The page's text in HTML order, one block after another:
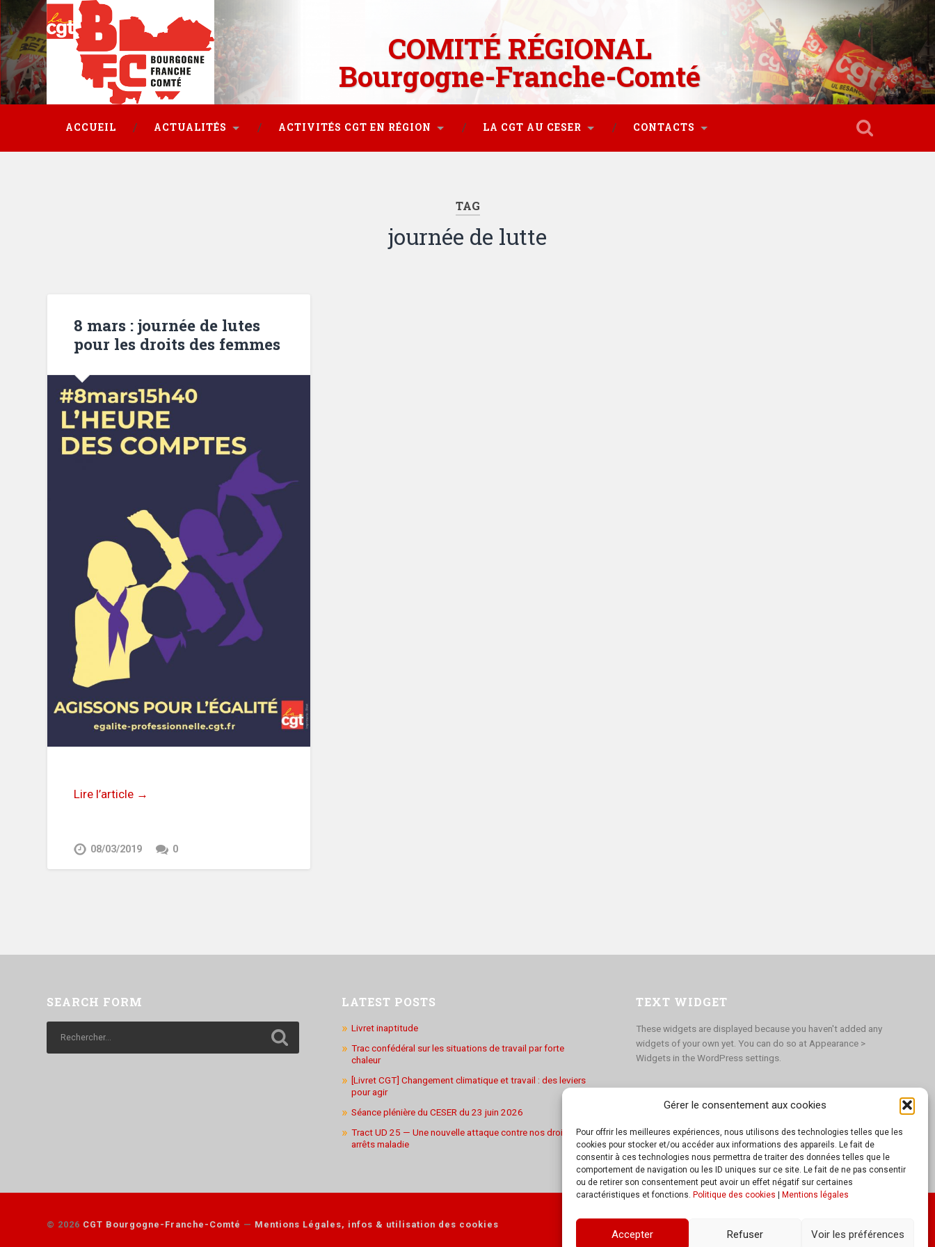
Gérer le consentement aux cookies
Pour offrir les meilleures expériences, nous utilisons des technologies telles que les
cookies pour stocker et/ou accéder aux informations des appareils. Le fait de
consentir à ces technologies nous permettra de traiter des données telles que le
comportement de navigation ou les ID uniques sur ce site. Le fait de ne pas consentir
ou de retirer son consentement peut avoir un effet négatif sur certaines
caractéristiques et fonctions. Politique des cookies Mentions légales
Accepter Refuser Voir les préférences
COMITÉ RÉGIONAL
Bourgogne-Franche-Comté
ACCUEIL ACTUALITÉS ACTIVITÉS CGT EN RÉGION LA CGT AU CESER CONTACTS
TAG
journée de lutte
8 mars : journée de lutes
pour les droits des femmes
Lire l’article →
08/03/2019 0
SEARCH FORM LATEST POSTS
Livret inaptitude
Trac confédéral sur les situations de travail par forte
chaleur
[Livret CGT] Changement climatique et travail : des leviers
pour agir
Séance plénière du CESER du 23 juin 2026
Tract UD 25 — Une nouvelle attaque contre nos droits : les
arrêts maladie
TEXT WIDGET
These widgets are displayed because you haven't added any
widgets of your own yet. You can do so at Appearance >
Widgets in the WordPress settings.
© 2026 CGT Bourgogne-Franche-Comté — Mentions Légales, infos & utilisation des cookies